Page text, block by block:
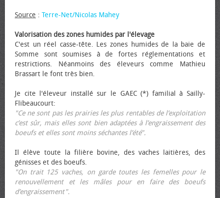
Source : Terre-Net/Nicolas Mahey
Valorisation des zones humides par l'élevage
C'est un réel casse-tête. Les zones humides de la baie de
Somme sont soumises à de fortes réglementations et
restrictions. Néanmoins des éleveurs comme Mathieu
Brassart le font très bien.
Je cite l'éleveur installé sur le GAEC (*) familial à Sailly-
Flibeaucourt:
"Ce ne sont pas les prairies les plus rentables de l’exploitation
c’est sûr, mais elles sont bien adaptées à l’engraissement des
bœufs et elles sont moins séchantes l’été".
Il élève toute la filière bovine, des vaches laitières, des
génisses et des bœufs.
"On trait 125 vaches, on garde toutes les femelles pour le
renouvellement et les mâles pour en faire des bœufs
d’engraissement".